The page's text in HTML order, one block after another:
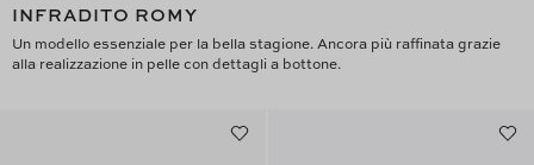
INFRADITO ROMY
Un modello essenziale per la bella stagione. Ancora più raffinata grazie
alla realizzazione in pelle con dettagli a bottone.